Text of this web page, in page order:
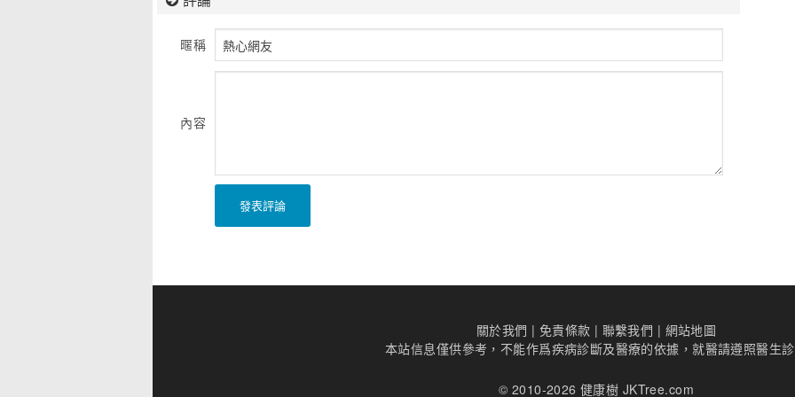
暱稱
內容
發表評論
關於我們 | 免責條款 | 聯繫我們 | 網站地圖
本站信息僅供參考，不能作爲疾病診斷及醫療的依據，就醫請遵照醫生
© 2010-2026 健康樹 JKTree.com